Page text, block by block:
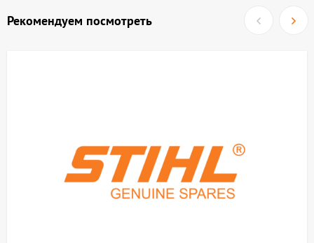
Рекомендуем посмотреть